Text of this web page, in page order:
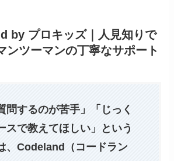
by プロキッズ｜人見知りで
ンツーマンの丁寧なサポート
問するのが苦手」「じっく
スで教えてほしい」という
、Codeland（コードラン